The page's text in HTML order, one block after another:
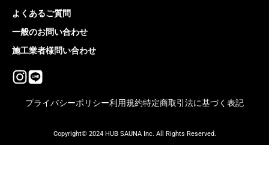
よくあるご質問
一般のお問い合わせ
施工業者様問い合わせ
プライバシーポリシー利用規約特定商取引法に基づく表記
Copyright© 2024 HUB SAUNA Inc. All Rights Reserved.